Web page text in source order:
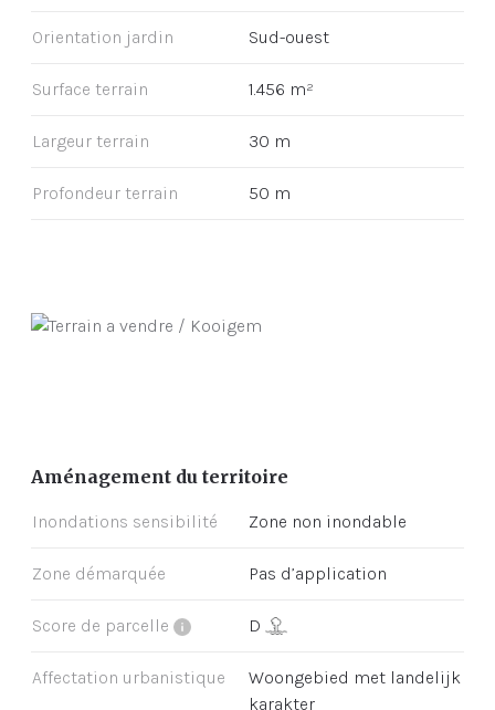
Orientation jardin Sud-ouest
Surface terrain 1.456 m²
Largeur terrain 30 m
Profondeur terrain 50 m
Aménagement du territoire
Inondations sensibilité Zone non inondable
Zone démarquée Pas d’application
Score de parcelle D
Affectation urbanistique
Woongebied met landelijk
karakter